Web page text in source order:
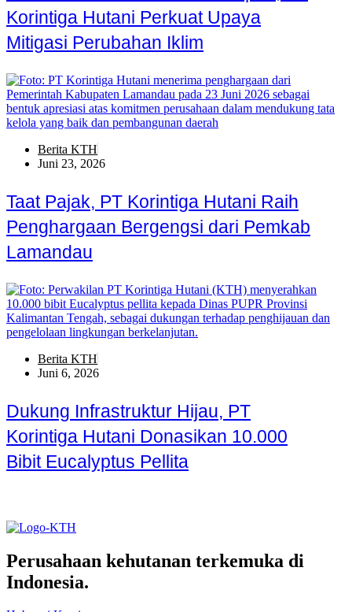
Korintiga Hutani Perkuat Upaya
Mitigasi Perubahan Iklim
Berita KTH
Juni 23, 2026
Taat Pajak, PT Korintiga Hutani Raih
Penghargaan Bergengsi dari Pemkab
Lamandau
Berita KTH
Juni 6, 2026
Dukung Infrastruktur Hijau, PT
Korintiga Hutani Donasikan 10.000
Bibit Eucalyptus Pellita
Perusahaan kehutanan terkemuka di
Indonesia.